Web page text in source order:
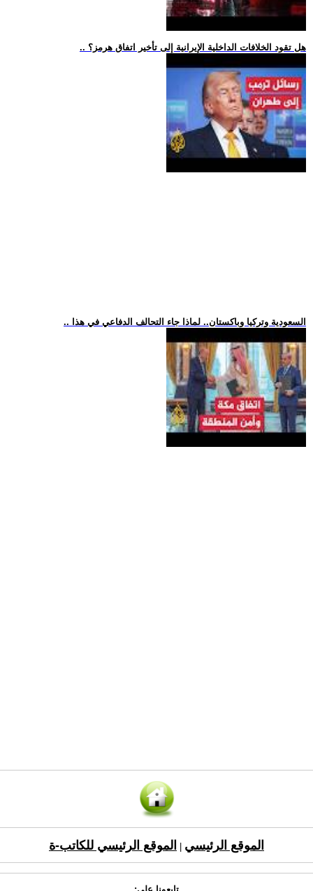
.. هل تقود الخلافات الداخلية الإيرانية إلى تأخير اتفاق هرمز؟
.. السعودية وتركيا وباكستان.. لماذا جاء التحالف الدفاعي في هذا
الموقع الرئيسي الموقع الرئيسي للكاتب-ة